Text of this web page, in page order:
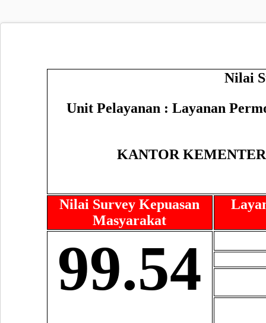
Nilai
Unit Pelayanan : Layanan
KANTOR
Nilai Survey Kepuasan
Masyarakat
99.54